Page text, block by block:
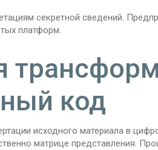
секретной сведений.
платформ.
код
исходного материала в
матрице представления.